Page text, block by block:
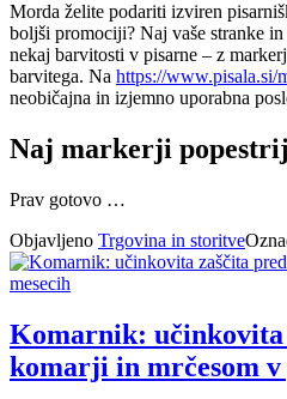
Morda želite podariti izviren
boljši promociji? Naj vaše stranke
nekaj barvitosti v pisarne – z
barvitega. Na https://www.pisala.si/
neobičajna in izjemno uporabna
Naj markerji
Prav gotovo …
Objavljeno Trgovina in storitve
Komarnik: učinkovita
komarji in mrčesom v